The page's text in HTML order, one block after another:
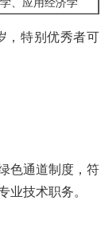
，特别优秀者可
色通道制度，符
业技术职务。